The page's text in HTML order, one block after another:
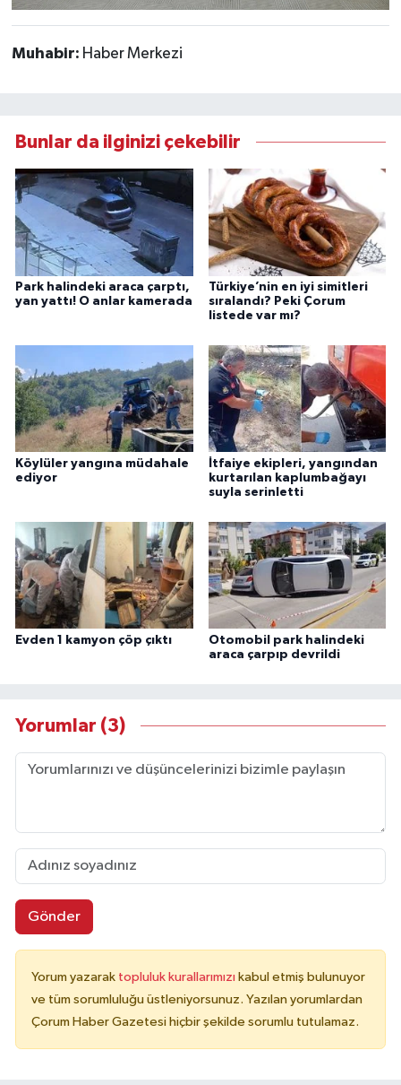
Muhabir: Haber Merkezi
Bunlar da ilginizi çekebilir
Park halindeki araca çarptı,
yan yattı! O anlar kamerada
Türkiye’nin en iyi simitleri
sıralandı? Peki Çorum
listede var mı?
Köylüler yangına müdahale
ediyor
İtfaiye ekipleri, yangından
kurtarılan kaplumbağayı
suyla serinletti
Evden 1 kamyon çöp çıktı
Otomobil park halindeki
araca çarpıp devrildi
Yorumlar (3)
Gönder
Yorum yazarak topluluk kurallarımızı kabul etmiş bulunuyor
ve tüm sorumluluğu üstleniyorsunuz. Yazılan yorumlardan
Çorum Haber Gazetesi hiçbir şekilde sorumlu tutulamaz.